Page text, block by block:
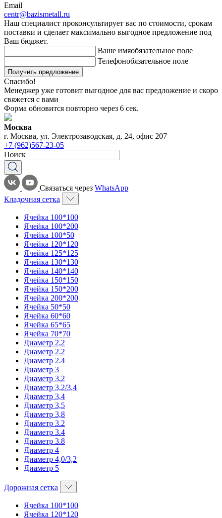
Email
centr@bazismetall.ru
Наш специалист проконсультирует вас по стоимости, срокам
поставки и сделает максимально выгодное предложение под
Ваш бюджет.
Ваше имяобязательное поле
Телефонобязательное поле
Получить предложение
Спасибо!
Менеджер уже готовит выгодное для вас предложение и скоро
свяжется с вами
Форма обновится повторно через 6 сек.
Москва
г. Москва, ул. Электрозаводская, д. 24, офис 207
+7 (962)567-23-05
Поиск
Связаться через WhatsApp
Кладочная сетка
Ячейка 100*100
Ячейка 100*200
Ячейка 100*50
Ячейка 120*120
Ячейка 125*125
Ячейка 130*130
Ячейка 140*140
Ячейка 150*150
Ячейка 150*200
Ячейка 200*200
Ячейка 50*50
Ячейка 60*60
Ячейка 65*65
Ячейка 70*70
Диаметр 2,2
Диаметр 2.2
Диаметр 2.4
Диаметр 3
Диаметр 3,2
Диаметр 3,2/3,4
Диаметр 3,4
Диаметр 3,5
Диаметр 3,8
Диаметр 3.2
Диаметр 3.4
Диаметр 3.8
Диаметр 4
Диаметр 4,0/3,2
Диаметр 5
Дорожная сетка
Ячейка 100*100
Ячейка 120*120